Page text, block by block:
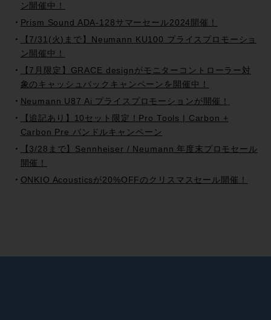
ン開催中！
Prism Sound ADA-128サマーセール2024開催！
【7/31(火)まで】Neumann KU100 プライスプロモーショ
ン開催中！
【7月限定】GRACE designがモニターコントローラー対
象のキャッシュバックキャンペーンを開催中！
Neumann U87 Ai プライスプロモーションが開催！
【追記あり】10セット限定！Pro Tools | Carbon +
Carbon Pre バンドルキャンペーン
【3/28まで】Sennheiser / Neumann 年度末プロモセール
開催！
ONKIO Acousticsが20%OFFのクリスマスセール開催！